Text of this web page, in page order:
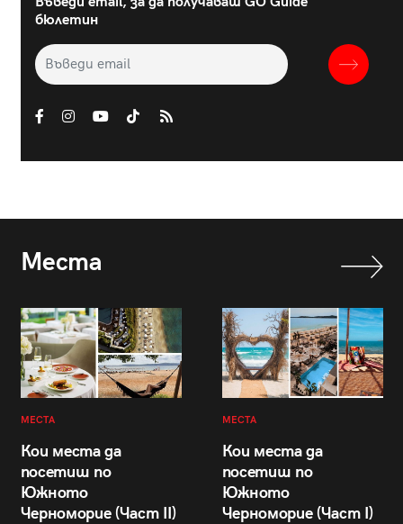
бюлетин
Места
МЕСТА
Кои места да
посетиш по
Южното
Черноморие (Част II)
МЕСТА
Кои места да
посетиш по
Южното
Черноморие (Част I)